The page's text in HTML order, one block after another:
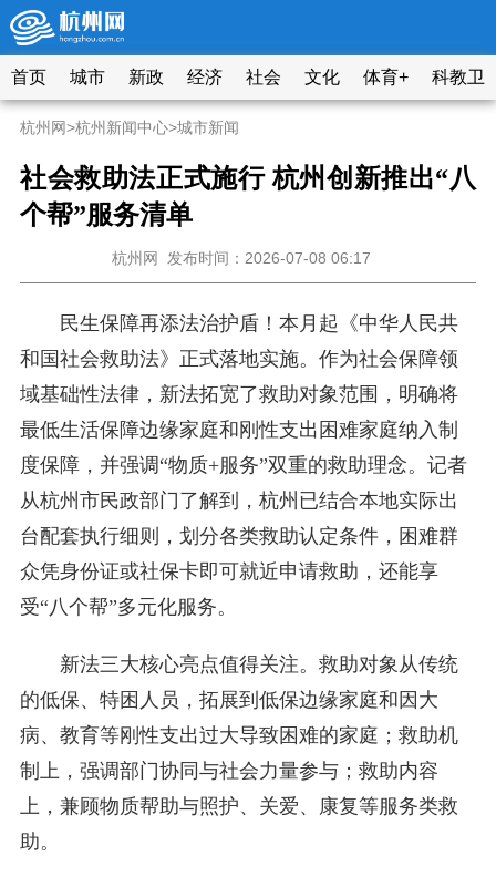
首页 城市 新政 经济 社会 文化 体育+ 科教卫
杭州网>杭州新闻中心>城市新闻
社会救助法正式施行 杭州创新推出“八
个帮”服务清单
杭州网 发布时间：2026-07-08 06:17
民生保障再添法治护盾！本月起《中华人民共
和国社会救助法》正式落地实施。作为社会保障领
域基础性法律，新法拓宽了救助对象范围，明确将
最低生活保障边缘家庭和刚性支出困难家庭纳入制
度保障，并强调“物质+服务”双重的救助理念。记者
从杭州市民政部门了解到，杭州已结合本地实际出
台配套执行细则，划分各类救助认定条件，困难群
众凭身份证或社保卡即可就近申请救助，还能享
受“八个帮”多元化服务。
新法三大核心亮点值得关注。救助对象从传统
的低保、特困人员，拓展到低保边缘家庭和因大
病、教育等刚性支出过大导致困难的家庭；救助机
制上，强调部门协同与社会力量参与；救助内容
上，兼顾物质帮助与照护、关爱、康复等服务类救
助。